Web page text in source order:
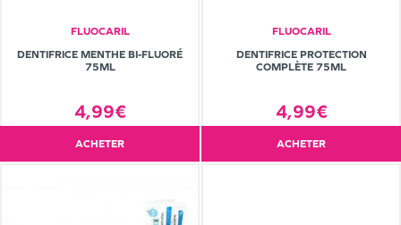
FLUOCARIL
DENTIFRICE MENTHE BI-FLUORÉ
75ML
4,99€
ACHETER
FLUOCARIL
DENTIFRICE PROTECTION
COMPLÈTE 75ML
4,99€
ACHETER